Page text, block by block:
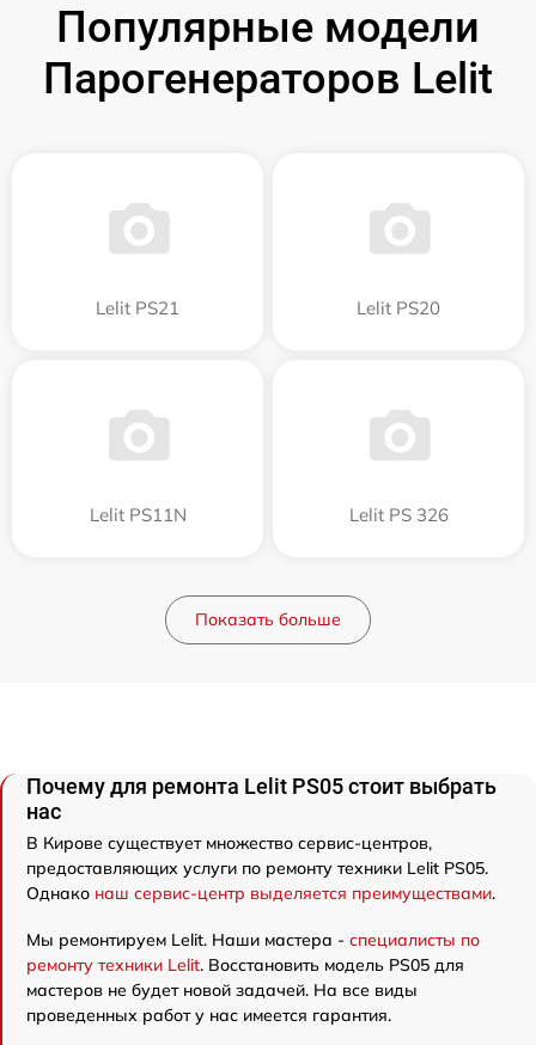
Популярные модели
Парогенераторов Lelit
Lelit PS21 Lelit PS20
Lelit PS11N Lelit PS 326
Показать больше
Почему для ремонта Lelit PS05 стоит выбрать
нас
В Кирове существует множество сервис-центров,
предоставляющих услуги по ремонту техники Lelit PS05.
Однако наш сервис-центр выделяется преимуществами.
Мы ремонтируем Lelit. Наши мастера - специалисты по
ремонту техники Lelit. Восстановить модель PS05 для
мастеров не будет новой задачей. На все виды
проведенных работ у нас имеется гарантия.